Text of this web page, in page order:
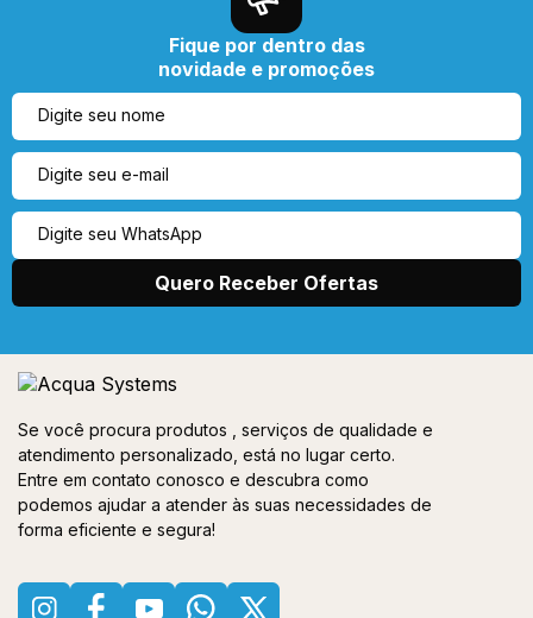
Fique por dentro das
novidade e promoções
Se você procura produtos , serviços de qualidade e
atendimento personalizado, está no lugar certo.
Entre em contato conosco e descubra como
podemos ajudar a atender às suas necessidades de
forma eficiente e segura!